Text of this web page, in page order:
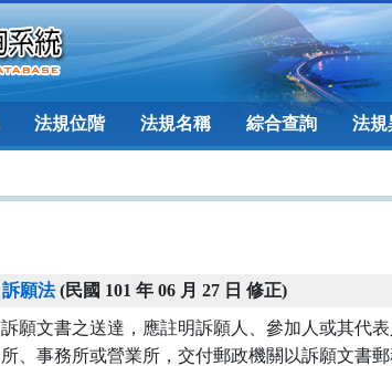
法規位階 法規名稱 綜合查詢 法規
訴願法(民國 101 年 06 月 27 日 修正)
訴願文書之送達，應註明訴願人、參加人或其代
所、事務所或營業所，交付郵政機關以訴願文書郵